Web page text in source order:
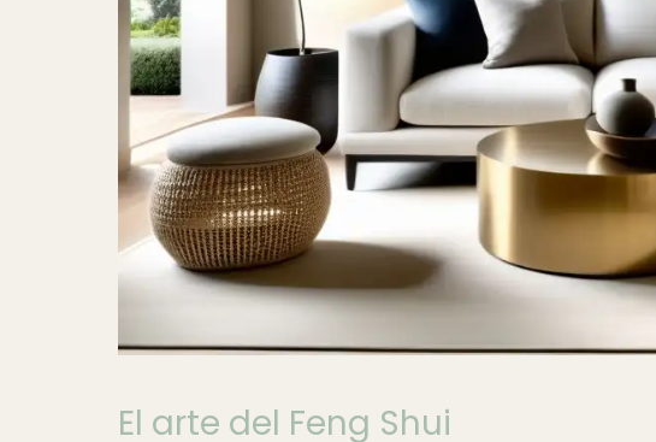
El arte del Feng Shui